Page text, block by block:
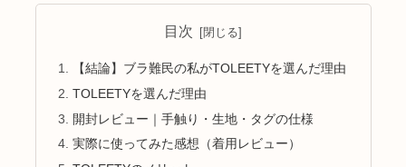
目次
【結論】ブラ難民の私がTOLEETYを選んだ理由
TOLEETYを選んだ理由
開封レビュー｜手触り・生地・タグの仕様
実際に使ってみた感想（着用レビュー）